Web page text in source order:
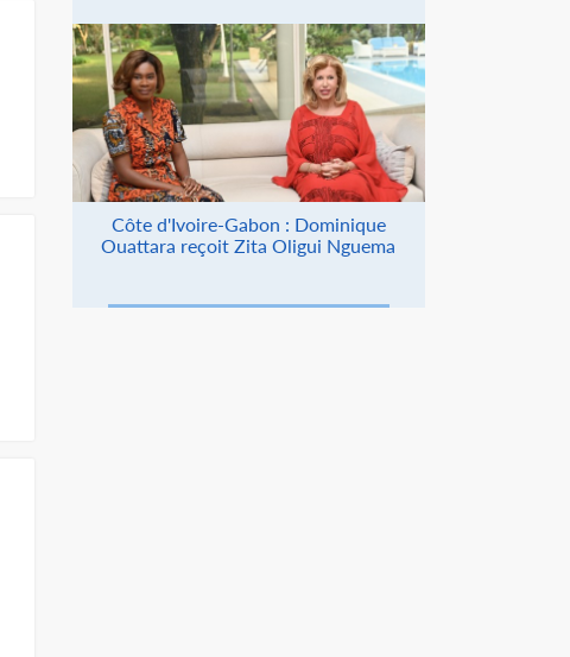
Côte d'Ivoire-Gabon : Dominique
Ouattara reçoit Zita Oligui Nguema